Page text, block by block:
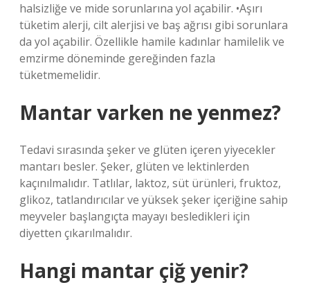
halsizliğe ve mide sorunlarına yol açabilir. •Aşırı
tüketim alerji, cilt alerjisi ve baş ağrısı gibi sorunlara
da yol açabilir. Özellikle hamile kadınlar hamilelik ve
emzirme döneminde gereğinden fazla
tüketmemelidir.
Mantar varken ne yenmez?
Tedavi sırasında şeker ve glüten içeren yiyecekler
mantarı besler. Şeker, glüten ve lektinlerden
kaçınılmalıdır. Tatlılar, laktoz, süt ürünleri, fruktoz,
glikoz, tatlandırıcılar ve yüksek şeker içeriğine sahip
meyveler başlangıçta mayayı besledikleri için
diyetten çıkarılmalıdır.
Hangi mantar çiğ yenir?